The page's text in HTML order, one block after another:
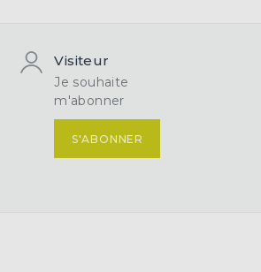
Visiteur
Je souhaite
m'abonner
S'ABONNER